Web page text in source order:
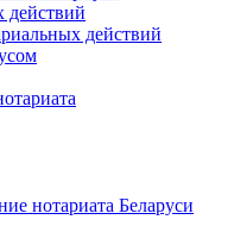
действий
действий
нотариата Беларуси